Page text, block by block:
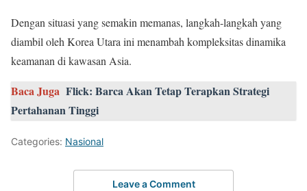
Dengan situasi yang semakin memanas, langkah-langkah yang
diambil oleh Korea Utara ini menambah kompleksitas dinamika
keamanan di kawasan Asia.
Baca Juga Flick: Barca Akan Tetap Terapkan Strategi
Pertahanan Tinggi
Categories: Nasional
Leave a Comment